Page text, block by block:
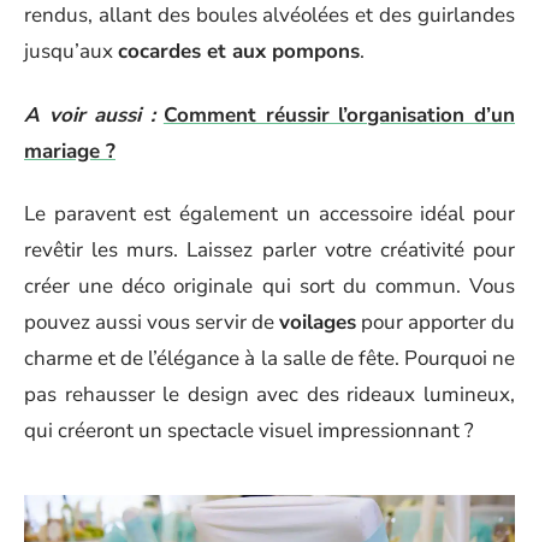
rendus, allant des boules alvéolées et des guirlandes
jusqu’auxcocardes et aux pompons.
A voir aussi : Comment réussir l’organisation d’un
mariage ?
Le paravent est également un accessoire idéal pour
revêtir les murs. Laissez parler votre créativité pour
créer une déco originale qui sort du commun. Vous
pouvez aussi vous servir devoilages pour apporter du
charme et de l’élégance à la salle de fête. Pourquoi ne
pas rehausser le design avec des rideaux lumineux,
qui créeront un spectacle visuel impressionnant ?